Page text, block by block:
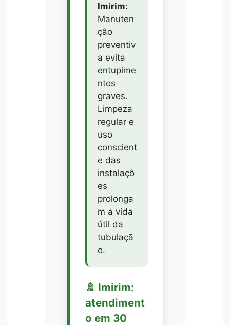
Imirim:
Manuten
ção
preventiv
a evita
entupime
ntos
graves.
Limpeza
regular e
uso
conscient
e das
instalaçõ
es
prolonga
m a vida
útil da
tubulaçã
o.
🚿 Imirim:
atendiment
o em 30